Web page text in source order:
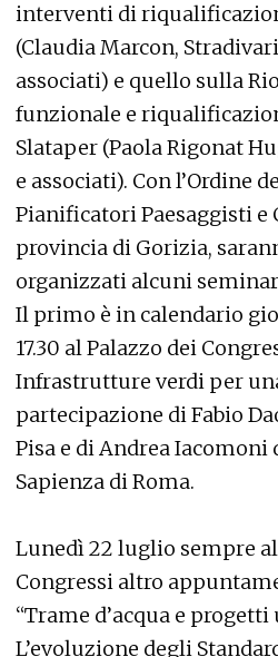
interventi di
(Claudia Marcon,
associati) e quello sulla
funzionale e
Slataper (Paola Rigonat
e associati). Con l’Ordine
Pianificatori Paesaggisti e
provincia di Gorizia,
organizzati alcuni
Il primo è in calendario
17.30 al Palazzo dei
Infrastrutture verdi per
partecipazione di Fabio
Pisa e di Andrea Iacomoni
Sapienza di Roma.
Lunedì 22 luglio sempre
Congressi altro
“Trame d’acqua e
L’evoluzione degli